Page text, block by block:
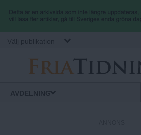
Hoppa till
Välj publikation
F
AVDELNING